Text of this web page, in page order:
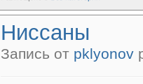
Ниссаны
Запись от pklyonov